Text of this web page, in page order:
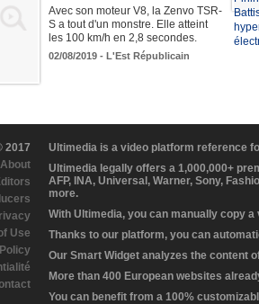
Avec son moteur V8, la Zenvo TSR-
S a tout d'un monstre. Elle atteint
les 100 km/h en 2,8 secondes.
02/08/2019 - L'Est Républicain
2017
About
Use
Policy
Ultimedia is a video platform reference
Ultimedia legally offers a 1,000,000+
AFP, INA, Universal, Warner, Sony,
more.
With Ultimedia, you can manually copy
Thanks to our platform, you can
Our Smart Widget analyzes the content
More than 400 European websites
You can benefit from a 100%